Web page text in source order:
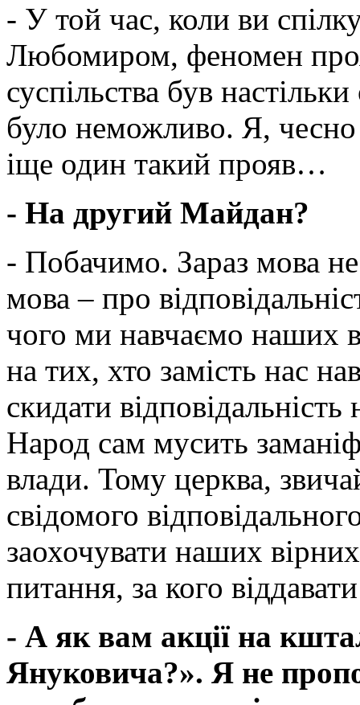
- У той час, коли ви
Любомиром, феномен
суспільства був
було неможливо. Я,
іще один такий прояв…
- На другий Майдан?
- Побачимо. Зараз мова
мова – про
чого ми навчаємо наших
на тих, хто замість нас
скидати
Народ сам мусить
влади. Тому церква,
свідомого
заохочувати наших
питання, за кого
- А як вам акції на
Януковича?». Я не